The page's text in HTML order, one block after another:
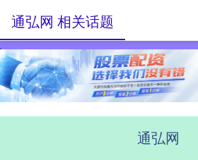
通弘网
通弘网 相关话题